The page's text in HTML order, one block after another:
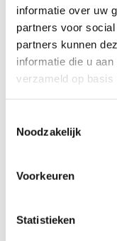
informatie over uw
partners voor
partners kunnen
informatie die u
verzameld op
Noodzakelijk
Voorkeuren
Statistieken
bv.